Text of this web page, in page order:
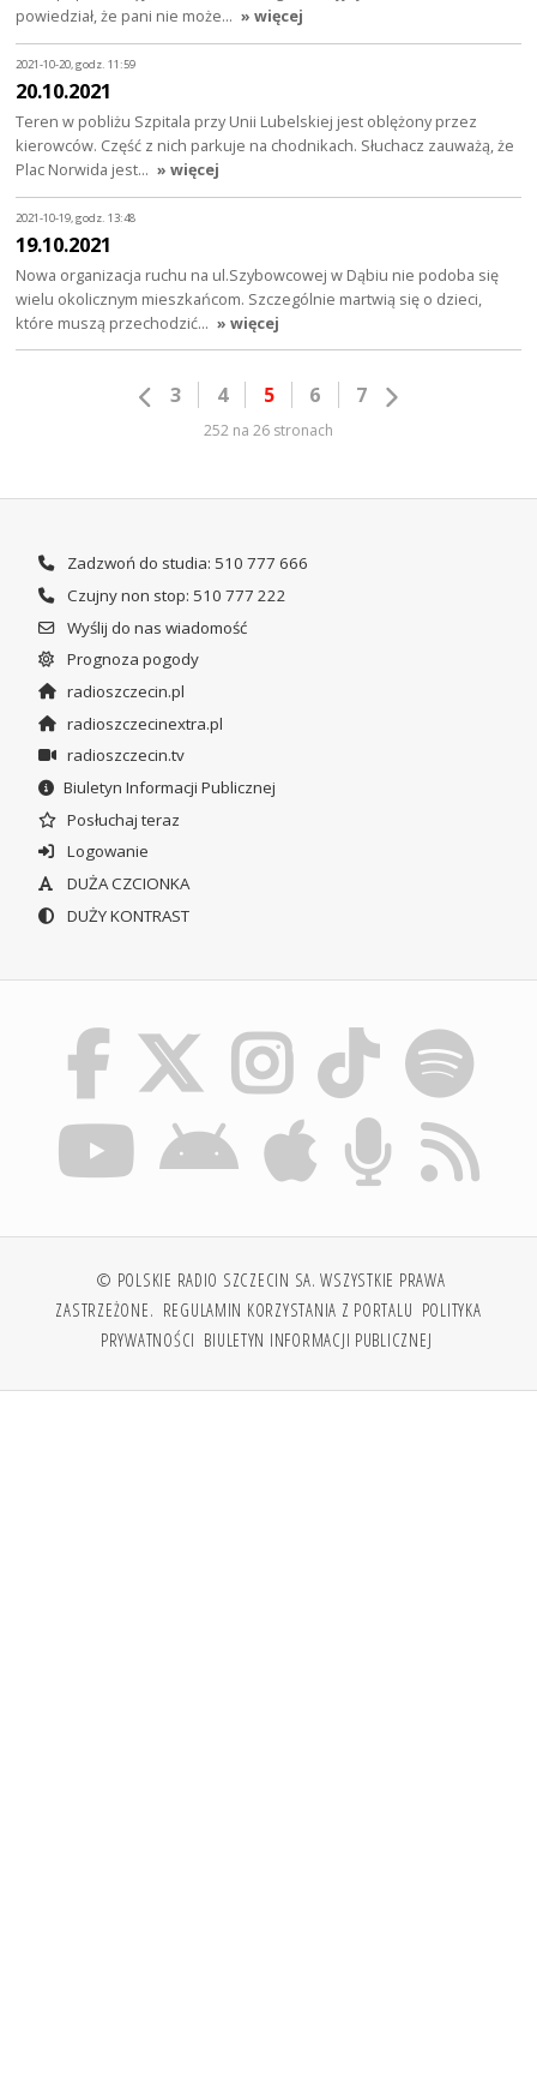
powiedział, że pani nie może… » więcej
2021-10-20, godz. 11:59
20.10.2021
Teren w pobliżu Szpitala przy Unii Lubelskiej jest oblężony przez
kierowców. Część z nich parkuje na chodnikach. Słuchacz zauważą, że
Plac Norwida jest… » więcej
2021-10-19, godz. 13:48
19.10.2021
Nowa organizacja ruchu na ul.Szybowcowej w Dąbiu nie podoba się
wielu okolicznym mieszkańcom. Szczególnie martwią się o dzieci,
które muszą przechodzić… » więcej
3 4 5 6 7
252 na 26 stronach
Zadzwoń do studia: 510 777 666
Czujny non stop: 510 777 222
Wyślij do nas wiadomość
Prognoza pogody
radioszczecin.pl
radioszczecinextra.pl
radioszczecin.tv
Biuletyn Informacji Publicznej
Posłuchaj teraz
Logowanie
DUŻA CZCIONKA
DUŻY KONTRAST
© POLSKIE RADIO SZCZECIN SA. WSZYSTKIE PRAWA
ZASTRZEŻONE. REGULAMIN KORZYSTANIA Z PORTALU POLITYKA
PRYWATNOŚCI BIULETYN INFORMACJI PUBLICZNEJ